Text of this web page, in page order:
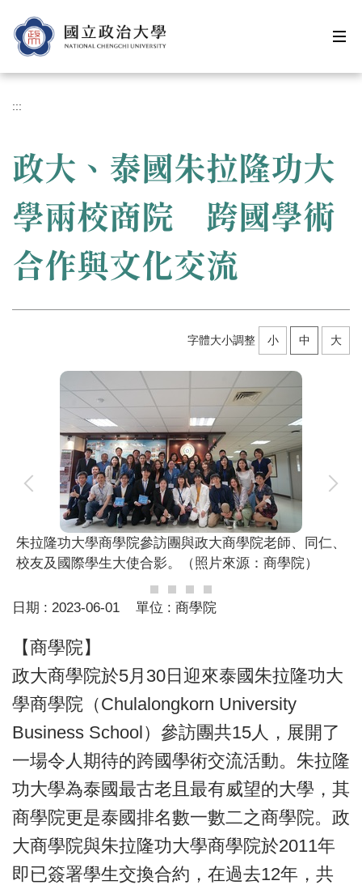
到
主
內
區
:::
政大、泰國朱拉隆功大
學兩校商院 跨國學術
合作與文化交流
字體大小調整 小 中 大
朱拉隆功大學商學院參訪團與政大商學院老師、同仁、
校友及國際學生大使合影。（照片來源：商學院）
日期 : 2023-06-01 單位 : 商學院
【商學院】
政大商學院於5月30日迎來泰國朱拉隆功大
學商學院（Chulalongkorn University
Business School）參訪團共15人，展開了
一場令人期待的跨國學術交流活動。朱拉隆
功大學為泰國最古老且最有威望的大學，其
商學院更是泰國排名數一數二之商學院。政
大商學院與朱拉隆功大學商學院於2011年
即已簽署學生交換合約，在過去12年，共